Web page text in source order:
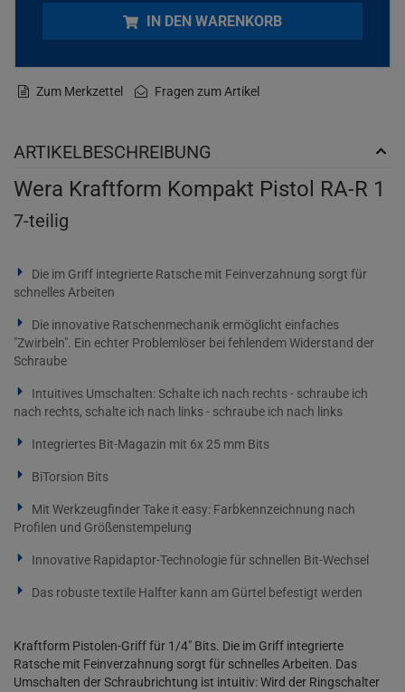
IN DEN WARENKORB
Zum Merkzettel Fragen zum Artikel
ARTIKELBESCHREIBUNG
Wera Kraftform Kompakt Pistol RA-R 1
7-teilig
Die im Griff integrierte Ratsche mit Feinverzahnung sorgt für
schnelles Arbeiten
Die innovative Ratschenmechanik ermöglicht einfaches
"Zwirbeln". Ein echter Problemlöser bei fehlendem Widerstand der
Schraube
Intuitives Umschalten: Schalte ich nach rechts - schraube ich
nach rechts, schalte ich nach links - schraube ich nach links
Integriertes Bit-Magazin mit 6x 25 mm Bits
BiTorsion Bits
Mit Werkzeugfinder Take it easy: Farbkennzeichnung nach
Profilen und Größenstempelung
Innovative Rapidaptor-Technologie für schnellen Bit-Wechsel
Das robuste textile Halfter kann am Gürtel befestigt werden
Kraftform Pistolen-Griff für 1/4" Bits. Die im Griff integrierte
Ratsche mit Feinverzahnung sorgt für schnelles Arbeiten. Das
Umschalten der Schraubrichtung ist intuitiv: Wird der Ringschalter